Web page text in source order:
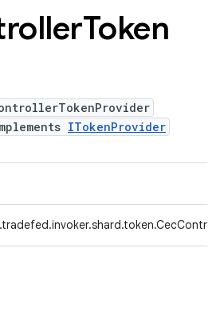
Token
ITokenProvider